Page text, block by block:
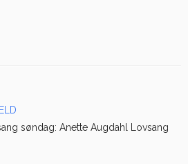
søndag: Anette Augdahl Lovsang